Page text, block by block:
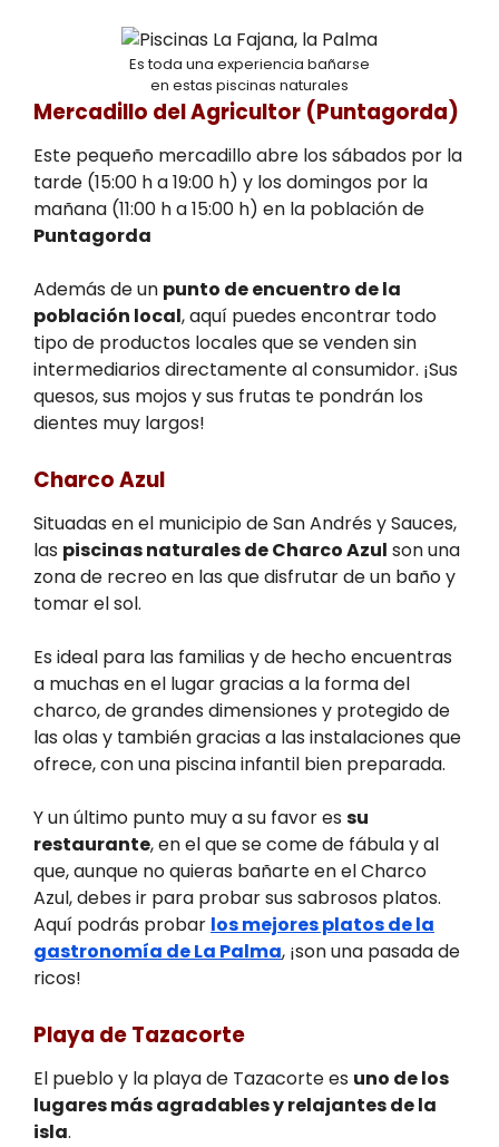
Es toda una experiencia bañarse
en estas piscinas naturales
Mercadillo del Agricultor (Puntagorda)
Este pequeño mercadillo abre los sábados por la
tarde (15:00 h a 19:00 h) y los domingos por la
mañana (11:00 h a 15:00 h) en la población de
Puntagorda
Además de un punto de encuentro de la
población local, aquí puedes encontrar todo
tipo de productos locales que se venden sin
intermediarios directamente al consumidor. ¡Sus
quesos, sus mojos y sus frutas te pondrán los
dientes muy largos!
Charco Azul
Situadas en el municipio de San Andrés y Sauces,
las piscinas naturales de Charco Azul son una
zona de recreo en las que disfrutar de un baño y
tomar el sol.
Es ideal para las familias y de hecho encuentras
a muchas en el lugar gracias a la forma del
charco, de grandes dimensiones y protegido de
las olas y también gracias a las instalaciones que
ofrece, con una piscina infantil bien preparada.
Y un último punto muy a su favor es su
restaurante, en el que se come de fábula y al
que, aunque no quieras bañarte en el Charco
Azul, debes ir para probar sus sabrosos platos.
Aquí podrás probar los mejores platos de la
gastronomía de La Palma, ¡son una pasada de
ricos!
Playa de Tazacorte
El pueblo y la playa de Tazacorte es uno de los
lugares más agradables y relajantes de la
isla.